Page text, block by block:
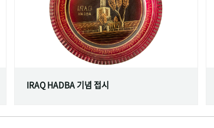
IRAQ HADBA 기념 접시